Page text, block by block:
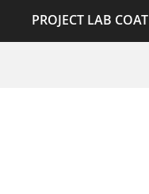
PROJECT LAB COAT